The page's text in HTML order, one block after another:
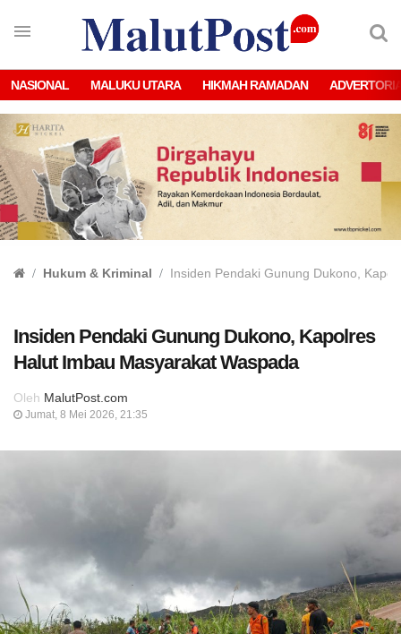
NASIONAL MALUKU UTARA HIKMAH RAMADAN
Hukum & Kriminal Insiden Pendaki Gunung Dukono,
Insiden Pendaki Gunung Dukono, Kapolres
Halut Imbau Masyarakat Waspada
Oleh MalutPost.com
Jumat, 8 Mei 2026, 21:35